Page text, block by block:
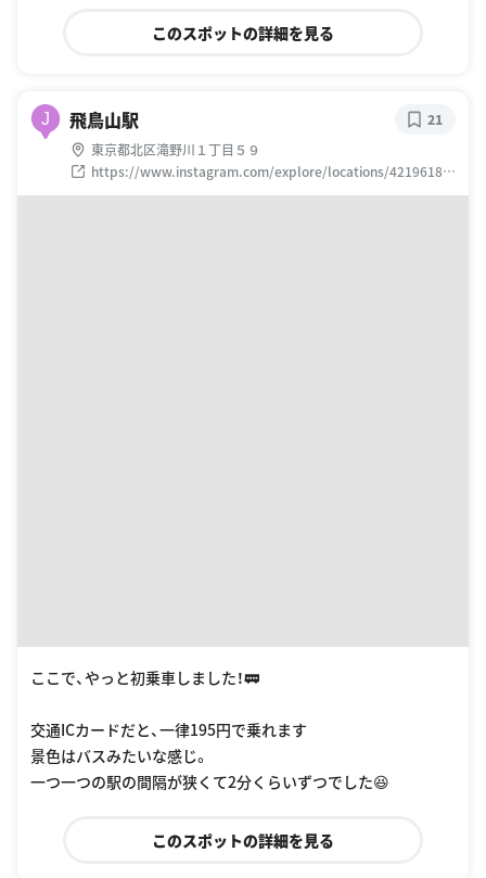
このスポットの詳細を見る
J 飛鳥山駅
東京都北区滝野川１丁目５９
https://www.instagram.com/explore/locations/42196183
8
21
ここで、やっと初乗車しました！🚃
交通ICカードだと、一律195円で乗れます
景色はバスみたいな感じ。
一つ一つの駅の間隔が狭くて2分くらいずつでした😆
このスポットの詳細を見る